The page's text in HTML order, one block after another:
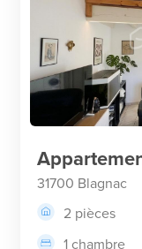
31700 Blagnac
2 pièces
1 chambre